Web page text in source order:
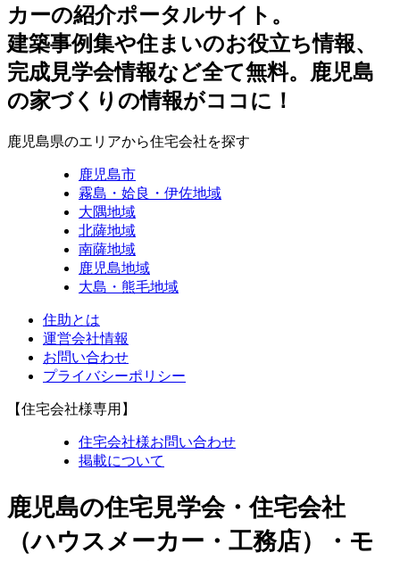
カーの紹介ポータルサイト。
建築事例集や住まいのお役立ち情報、
完成見学会情報など全て無料。鹿児島
の家づくりの情報がココに！
鹿児島県のエリアから住宅会社を探す
鹿児島市
霧島・姶良・伊佐地域
大隅地域
北薩地域
南薩地域
鹿児島地域
大島・熊毛地域
住助とは
運営会社情報
お問い合わせ
プライバシーポリシー
【住宅会社様専用】
住宅会社様お問い合わせ
掲載について
鹿児島の住宅見学会・住宅会社
（ハウスメーカー・工務店）・モ